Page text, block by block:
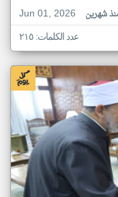
Jun 01, 2026
شهرين
عدد الكلمات: ٢١٥